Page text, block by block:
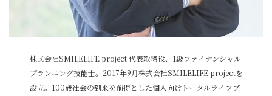
株式会社SMILELIFE project 代表取締役、1級ファイナンシャル
プランニング技能士。2017年9月株式会社SMILELIFE projectを
設立。100歳社会の到来を前提とした個人向けトータルライフプ